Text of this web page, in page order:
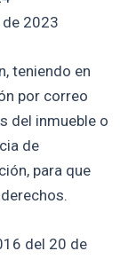
2023
teniendo en
por correo
del inmueble o
de
para que
del 20 de